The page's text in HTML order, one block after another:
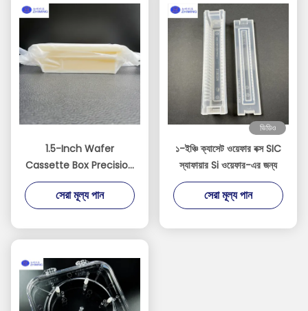
1.5-Inch Wafer
Cassette Box Precision
Storage Solution for
Miniature Wafers
সেরা মূল্য পান
ভিডিও
১-ইঞ্চি ক্যাসেট ওয়েফার বক্স SIC
স্যাফায়ার Si ওয়েফার-এর জন্য
সেরা মূল্য পান